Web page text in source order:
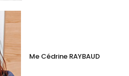
Me Cédrine RAYBAUD